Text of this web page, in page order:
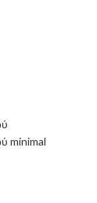
minimal